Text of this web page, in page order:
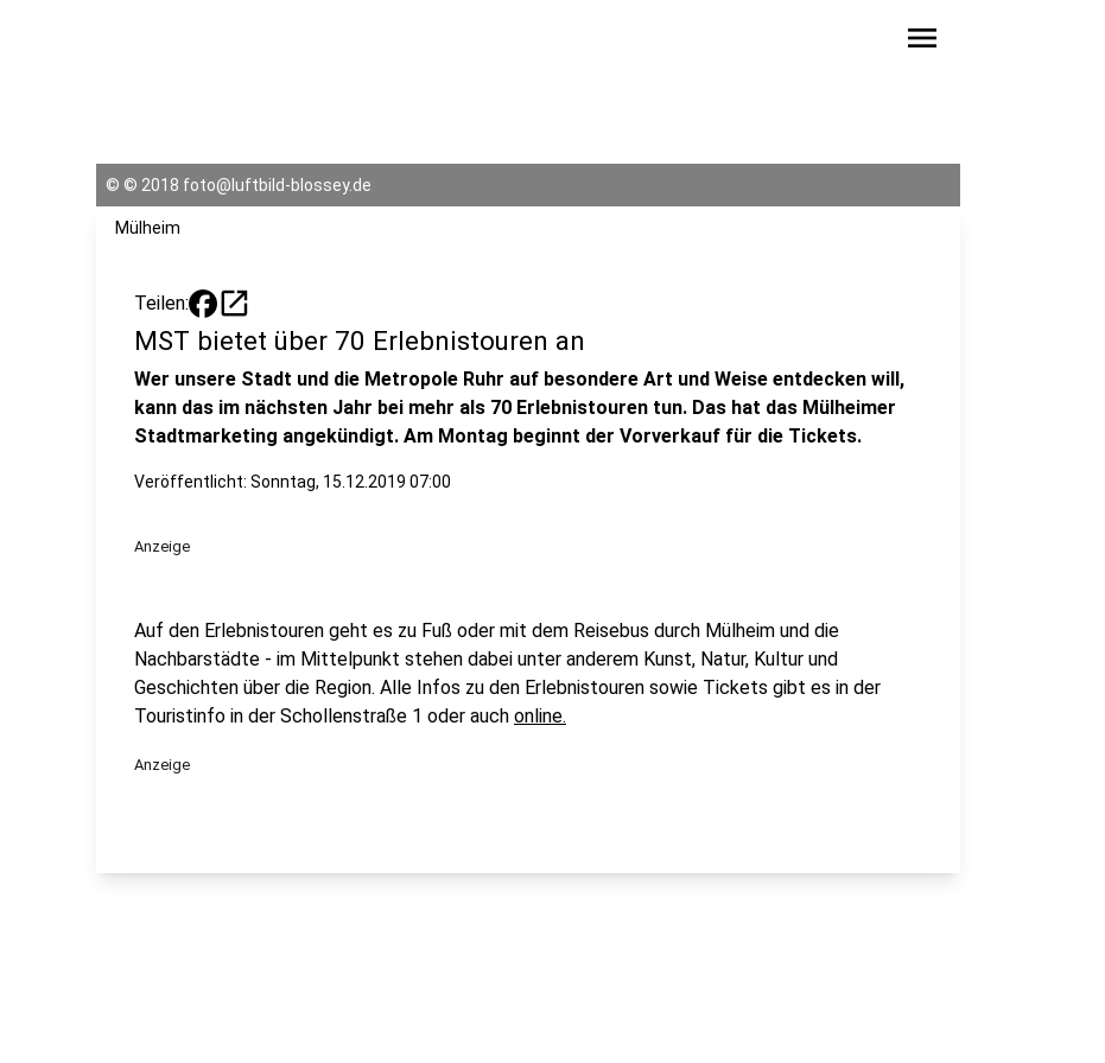
menu
© © 2018 foto@luftbild-blossey.de
Mülheim
Teilen: open_in_new
MST bietet über 70 Erlebnistouren an
Wer unsere Stadt und die Metropole Ruhr auf besondere Art und Weise entdecken will,
kann das im nächsten Jahr bei mehr als 70 Erlebnistouren tun. Das hat das Mülheimer
Stadtmarketing angekündigt. Am Montag beginnt der Vorverkauf für die Tickets.
Veröffentlicht: Sonntag, 15.12.2019 07:00
Anzeige
Auf den Erlebnistouren geht es zu Fuß oder mit dem Reisebus durch Mülheim und die
Nachbarstädte - im Mittelpunkt stehen dabei unter anderem Kunst, Natur, Kultur und
Geschichten über die Region. Alle Infos zu den Erlebnistouren sowie Tickets gibt es in der
Touristinfo in der Schollenstraße 1 oder auch online.
Anzeige